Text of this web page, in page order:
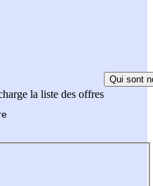
la liste des offres
Qui sont